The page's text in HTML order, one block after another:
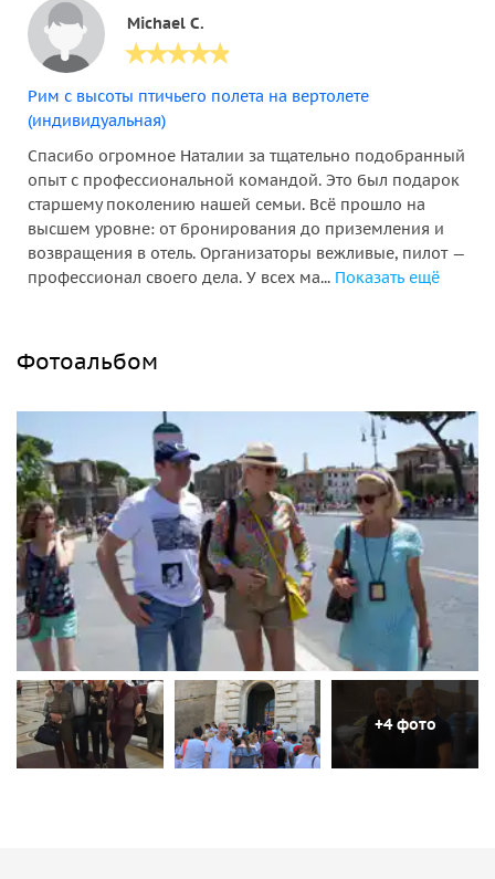
Michael C.
Рим с высоты птичьего полета на вертолете
(индивидуальная)
Спасибо огромное Наталии за тщательно подобранный
опыт с профессиональной командой. Это был подарок
старшему поколению нашей семьи. Всё прошло на
высшем уровне: от бронирования до приземления и
возвращения в отель. Организаторы вежливые, пилот —
профессионал своего дела. У всех ма... Показать ещё
Фотоальбом
+4 фото